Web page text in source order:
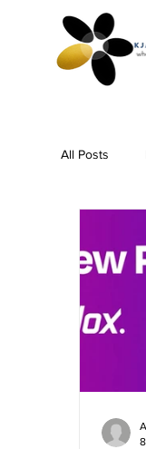
All Posts